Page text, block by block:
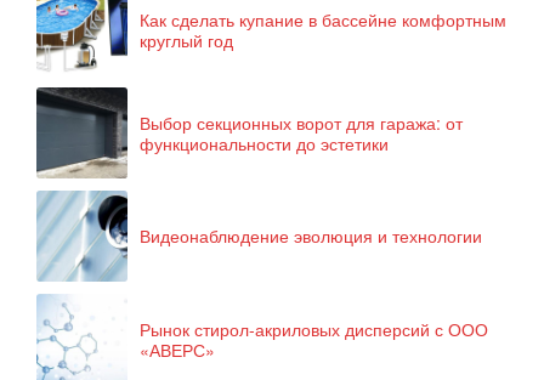
Как сделать купание в бассейне комфортным
круглый год
Выбор секционных ворот для гаража: от
функциональности до эстетики
Видеонаблюдение эволюция и технологии
Рынок стирол-акриловых дисперсий с ООО
«АВЕРС»